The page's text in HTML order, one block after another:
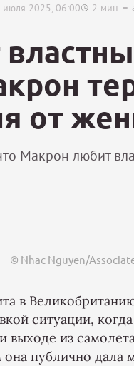
июля 2025, 06:00 2 мин.
от
Макрон любит
© Nhac Nguyen/
в
ситуации,
выходе из
она публично